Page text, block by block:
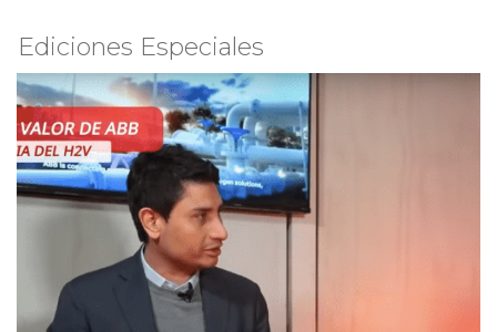
Ediciones Especiales